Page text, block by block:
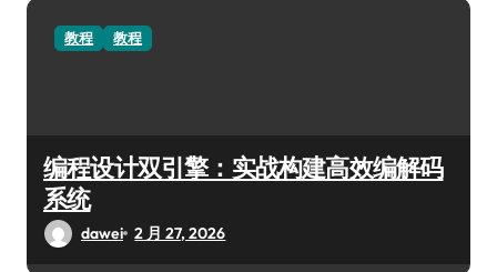
教程 教程
编程设计双引擎：实战构建高效编解码
系统
dawei 2 月 27, 2026